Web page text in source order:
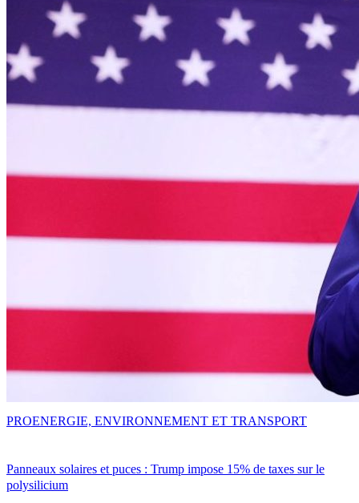
Panneaux solaires et puces : Trump impose 15% de taxes sur le
polysilicium
PROENERGIE, ENVIRONNEMENT ET TRANSPORT